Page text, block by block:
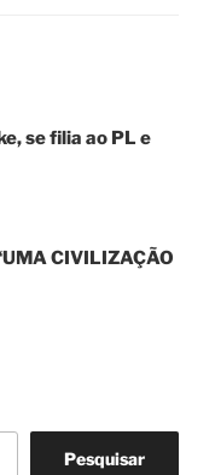
se filia ao PL e
CIVILIZAÇÃO
Pesquisar